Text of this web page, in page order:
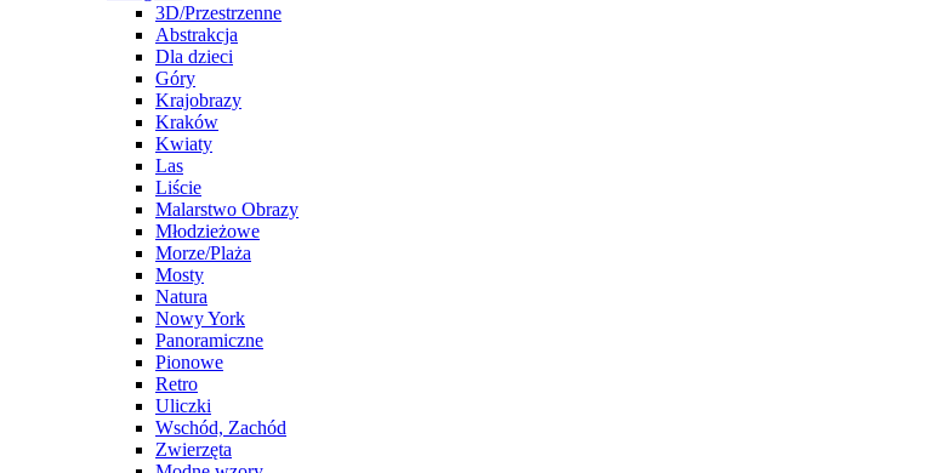
3D/Przestrzenne
Abstrakcja
Dla dzieci
Góry
Krajobrazy
Kraków
Kwiaty
Las
Liście
Malarstwo Obrazy
Młodzieżowe
Morze/Plaża
Mosty
Natura
Nowy York
Panoramiczne
Pionowe
Retro
Uliczki
Wschód, Zachód
Zwierzęta